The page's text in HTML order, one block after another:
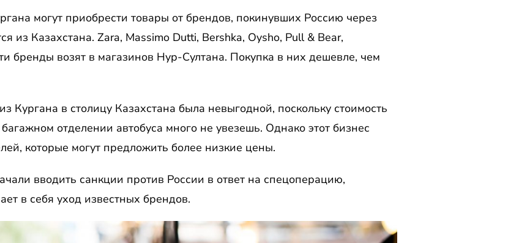
могут приобрести товары от брендов, покинувших Россию через
из Казахстана. Zara, Massimo Dutti, Bershka, Oysho, Pull & Bear,
бренды возят в магазинов Нур-Султана. Покупка в них дешевле, чем
Кургана в столицу Казахстана была невыгодной, поскольку стоимость
отделении автобуса много не увезешь. Однако этот бизнес
которые могут предложить более низкие цены.
вводить санкции против России в ответ на спецоперацию,
в себя уход известных брендов.